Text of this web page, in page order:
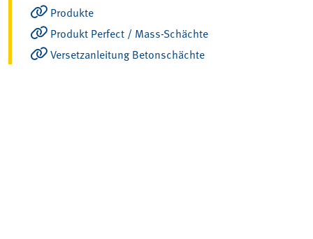
Produkte
Produkt Perfect / Mass-Schächte
Versetzanleitung Betonschächte